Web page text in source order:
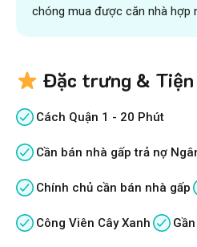
chóng mua được căn nhà hợp
Đặc trưng & Tiện
Cách Quận 1 - 20 Phút
Cần bán nhà gấp trả nợ
Chính chủ cần bán nhà gấp
Công Viên Cây Xanh